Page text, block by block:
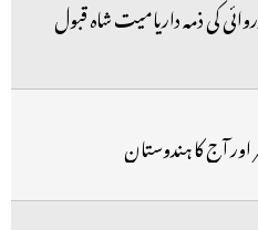
کی ذمہ داریامیت شاہ قبول
اور آج کا ہندوستان